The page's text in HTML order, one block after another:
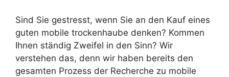
Sind Sie gestresst, wenn Sie an den Kauf eines
guten mobile trockenhaube denken? Kommen
Ihnen ständig Zweifel in den Sinn? Wir
verstehen das, denn wir haben bereits den
gesamten Prozess der Recherche zu mobile